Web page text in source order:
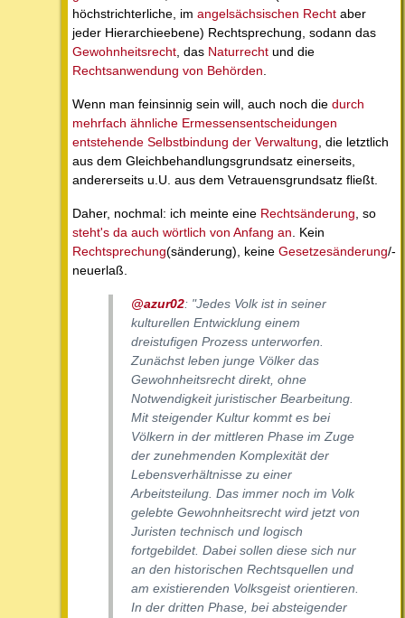
höchstrichterliche, im angelsächsischen Recht aber
jeder Hierarchieebene) Rechtsprechung, sodann das
Gewohnheitsrecht, das Naturrecht und die
Rechtsanwendung von Behörden.
Wenn man feinsinnig sein will, auch noch die durch
mehrfach ähnliche Ermessensentscheidungen
entstehende Selbstbindung der Verwaltung, die letztlich
aus dem Gleichbehandlungsgrundsatz einerseits,
andererseits u.U. aus dem Vetrauensgrundsatz fließt.
Daher, nochmal: ich meinte eine Rechtsänderung, so
steht's da auch wörtlich von Anfang an. Kein
Rechtsprechung(sänderung), keine Gesetzesänderung/-
neuerlaß.
@azur02: "Jedes Volk ist in seiner
kulturellen Entwicklung einem
dreistufigen Prozess unterworfen.
Zunächst leben junge Völker das
Gewohnheitsrecht direkt, ohne
Notwendigkeit juristischer Bearbeitung.
Mit steigender Kultur kommt es bei
Völkern in der mittleren Phase im Zuge
der zunehmenden Komplexität der
Lebensverhältnisse zu einer
Arbeitsteilung. Das immer noch im Volk
gelebte Gewohnheitsrecht wird jetzt von
Juristen technisch und logisch
fortgebildet. Dabei sollen diese sich nur
an den historischen Rechtsquellen und
am existierenden Volksgeist orientieren.
In der dritten Phase, bei absteigender